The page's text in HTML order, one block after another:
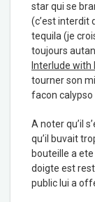
star qui se
(c’est interdit
tequila (je
toujours
Interlude with
tourner son
facon calypso
A noter qu’il
qu’il buvait
bouteille a
doigte est
public lui a